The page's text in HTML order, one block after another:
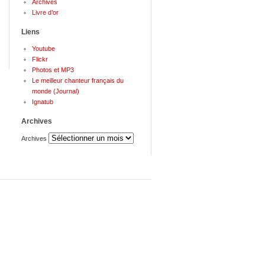
Archives
Livre d’or
Liens
Youtube
Flickr
Photos et MP3
Le meilleur chanteur français du
monde (Journal)
Ignatub
Archives
Archives